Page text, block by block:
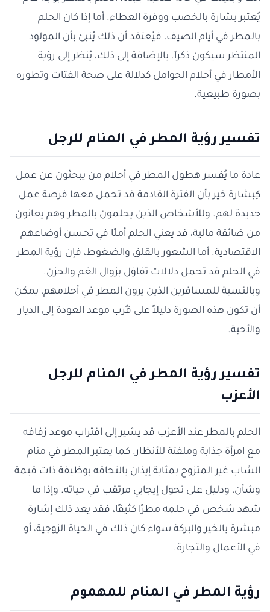
يُعتبر بشارة بالخصب ووفرة العطاء. أما إذا كان الحلم
بالمطر في أيام الصيف، فيُعتقد أن ذلك يُنبئ بأن المولود
المنتظر سيكون ذكراً. بالإضافة إلى ذلك، يُنظر إلى رؤية
الأمطار في أحلام الحوامل كدلالة على صحة الفتات وتطوره
بصورة طبيعية.
تفسير رؤية المطر في المنام للرجل
عادة ما يُفسر هطول المطر في أحلام من يبحثون عن عمل
كِبشارة خير بأن الفترة القادمة قد تحمل معها فرصة عمل
جديدة لهم. وللأشخاص الذين يحلمون بالمطر وهم يعانون
من ضائقة مالية، قد يعني الحلم أملًا في تحسن أوضاعهم
الاقتصادية. أما الشعور بالقلق والضغوط، فإن رؤية المطر
في الحلم قد تحمل دلالات تفاؤل بزوال الغم والحزن.
وبالنسبة للمسافرين الذين يرون المطر في أحلامهم، يمكن
أن تكون هذه الصورة دليلاً على قُرب موعد العودة إلى الديار
والأحبة.
تفسير رؤية المطر في المنام للرجل
الأعزب
الحلم بالمطر عند الأعزب قد يشير إلى اقتراب موعد زفافه
مع امرأة جذابة وملفتة للأنظار. كما يعتبر المطر في منام
الشاب غير المتزوج بمثابة إيذان بالتحاقه بوظيفة ذات قيمة
وشأن، ودليل على تحول إيجابي مرتقب في حياته. وإذا ما
شهد شخص في حلمه مطرًا كثيفًا، فقد يعد ذلك إشارة
مبشرة بالخير والبركة سواء كان ذلك في الحياة الزوجية، أو
في الأعمال والتجارة.
رؤية المطر في المنام للمهموم